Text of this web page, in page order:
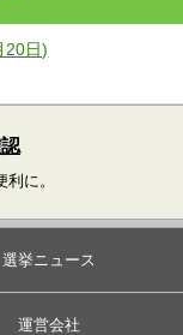
20日)
に。
選挙ニュース
運営会社